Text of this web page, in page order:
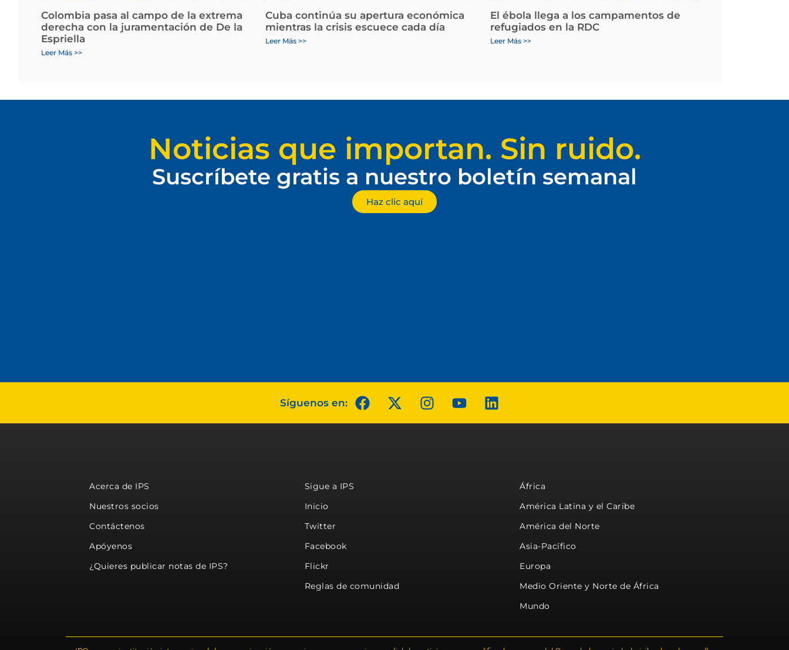
Colombia pasa al campo de la extrema
derecha con la juramentación de De la
Espriella
Leer Más >>
Cuba continúa su apertura económica
mientras la crisis escuece cada día
Leer Más >>
El ébola llega a los campamentos de
refugiados en la RDC
Leer Más >>
Noticias que importan. Sin ruido.
Suscríbete gratis a nuestro boletín semanal
Haz clic aquí
Síguenos en:
Acerca de IPS
Nuestros socios
Contáctenos
Apóyenos
¿Quieres publicar notas de IPS?
Sigue a IPS
Inicio
Twitter
Facebook
Flickr
Reglas de comunidad
África
América Latina y el Caribe
América del Norte
Asia-Pacífico
Europa
Medio Oriente y Norte de África
Mundo